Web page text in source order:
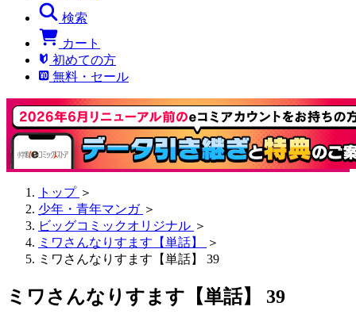
検索
カート
初めての方
無料・セール
トップ ＞
少年・青年マンガ ＞
ビッグコミックオリジナル ＞
ミワさんなりすます【単話】
＞
ミワさんなりすます【単話】 39
ミワさんなりすます【単話】 39